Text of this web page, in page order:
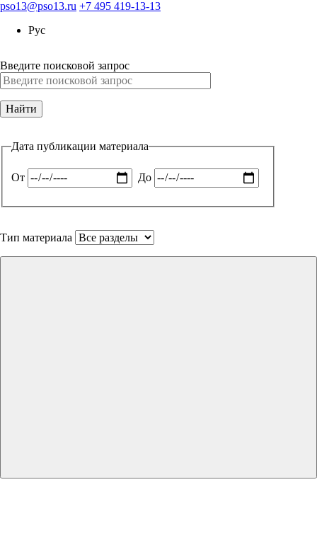
pso13@pso13.ru +7 495 419-13-13
Рус
Введите поисковой запрос
Дата публикации материала
От До
Тип материала